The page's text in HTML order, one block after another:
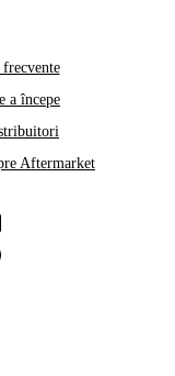
a începe
Aftermarket